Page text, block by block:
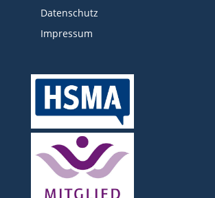
Datenschutz
Impressum